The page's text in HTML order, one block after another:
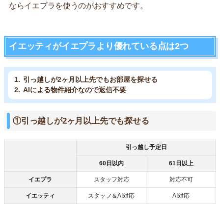
ならイエプラを使うのがおすすめです。
イエッティがイエプラより優れている点は2つ
引っ越しが2ヶ月以上先でもお部屋を探せる
AIによる物件紹介なので返信不要
①引っ越しが2ヶ月以上先でも探せる
引っ越し予定日
60日以内 61日以上
イエプラ スタッフ対応 対応不可
イエッティ スタッフ＆AI対応 AI対応